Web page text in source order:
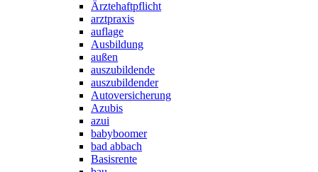
Ärztehaftpflicht
arztpraxis
auflage
Ausbildung
außen
auszubildende
auszubildender
Autoversicherung
Azubis
azui
babyboomer
bad abbach
Basisrente